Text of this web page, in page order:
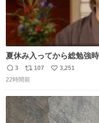
夏休み入ってから総勉強
プンで今これ
返
信
3
リ
ポ
ト
数
107
い
数
3,251
22時間前